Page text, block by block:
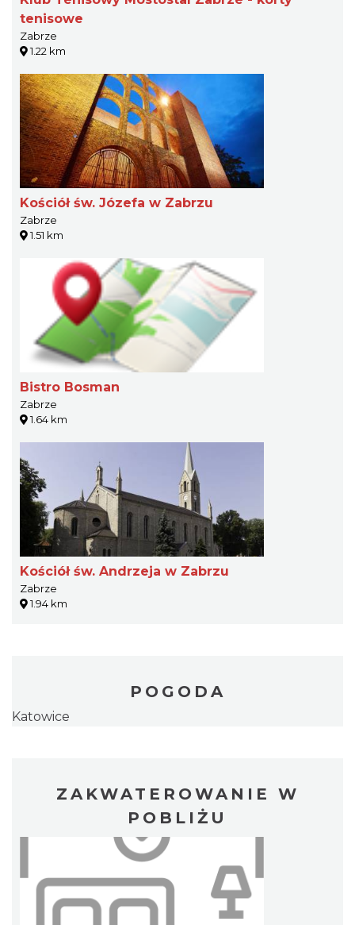
tenisowe
Zabrze
1.22 km
Kościół św. Józefa w Zabrzu
Zabrze
1.51 km
Bistro Bosman
Zabrze
1.64 km
Kościół św. Andrzeja w Zabrzu
Zabrze
1.94 km
POGODA
Katowice
ZAKWATEROWANIE W
POBLIŻU